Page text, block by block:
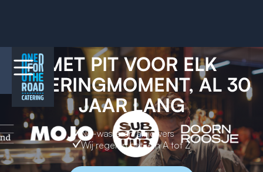
MET PIT VOOR ELK
CATERINGMOMENT, AL 30
JAAR LANG
No-waste en altijd vers
Wij regelen het van A tot Z